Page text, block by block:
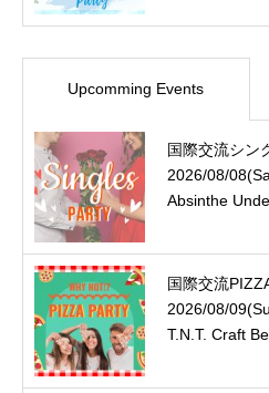
Upcomming Events
国際交流シン
2026/08/
Absinthe
国際交流
2026/08/
T.N.T. Craft